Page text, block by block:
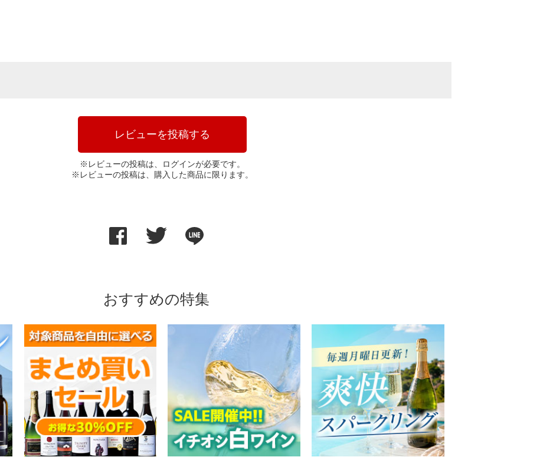
レビューを投稿する
※レビューの投稿は、ログインが必要です。
※レビューの投稿は、購入した商品に限ります。
おすすめの特集